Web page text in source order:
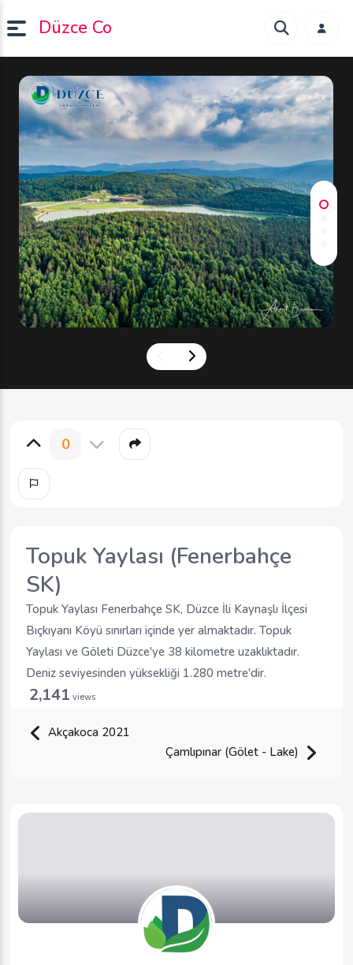
Düzce Co
0
Topuk Yaylası (Fenerbahçe
SK)
Topuk Yaylası Fenerbahçe SK, Düzce İli Kaynaşlı İlçesi
Bıçkıyanı Köyü sınırları içinde yer almaktadır. Topuk
Yaylası ve Göleti Düzce'ye 38 kilometre uzaklıktadır.
Deniz seviyesinden yüksekliği 1.280 metre'dir.
2,141 views
Akçakoca 2021
Çamlıpınar (Gölet - Lake)